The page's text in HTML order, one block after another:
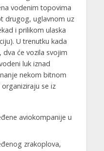
vodenim topovima
drugog, uglavnom uz
i prilikom ulaska
U trenutku kada
će vozila svojim
luk iznad
nekom bitnom
se iz
aviokompanije u
zrakoplova,